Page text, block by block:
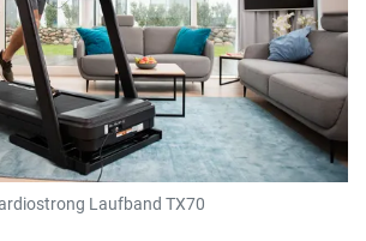
Laufband TX70